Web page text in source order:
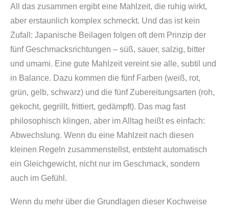
l
h
e
P
r
w
r
P
r
e
s
i
€
,
+
G
i
m
b
a
p
K
o
c
h
b
o
All das zusammen ergibt eine Mahlzeit, die ruhig wirkt,
aber erstaunlich komplex schmeckt. Und das ist kein
Zufall: Japanische Beilagen folgen oft dem Prinzip der
fünf Geschmacksrichtungen – süß, sauer, salzig, bitter
und umami. Eine gute Mahlzeit vereint sie alle, subtil und
in Balance. Dazu kommen die fünf Farben (weiß, rot,
grün, gelb, schwarz) und die fünf Zubereitungsarten (roh,
gekocht, gegrillt, frittiert, gedämpft). Das mag fast
philosophisch klingen, aber im Alltag heißt es einfach:
Abwechslung. Wenn du eine Mahlzeit nach diesen
kleinen Regeln zusammenstellst, entsteht automatisch
ein Gleichgewicht, nicht nur im Geschmack, sondern
auch im Gefühl.
Wenn du mehr über die Grundlagen dieser Kochweise